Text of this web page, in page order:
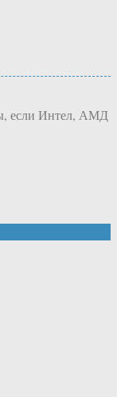
если Интел, АМД